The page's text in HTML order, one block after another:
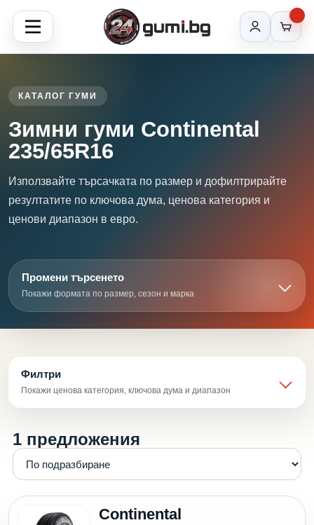
КАТАЛОГ ГУМИ
Зимни гуми Continental
235/65R16
Използвайте търсачката по размер и дофилтрирайте
резултатите по ключова дума, ценова категория и
ценови диапазон в евро.
Промени търсенето
Покажи формата по размер, сезон и марка
Филтри
Покажи ценова категория, ключова дума и диапазон
1 предложения
Continental